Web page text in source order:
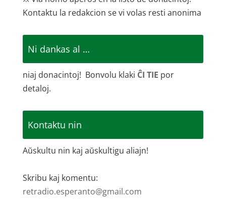
Kontaktu la redakcion se vi volas resti anonima
Ni dankas al …
niaj donacintoj! Bonvolu klaki ĈI TIE por
detaloj.
Kontaktu nin
Aŭskultu nin kaj aŭskultigu aliajn!
Skribu kaj komentu:
retradio.esperanto@gmail.com